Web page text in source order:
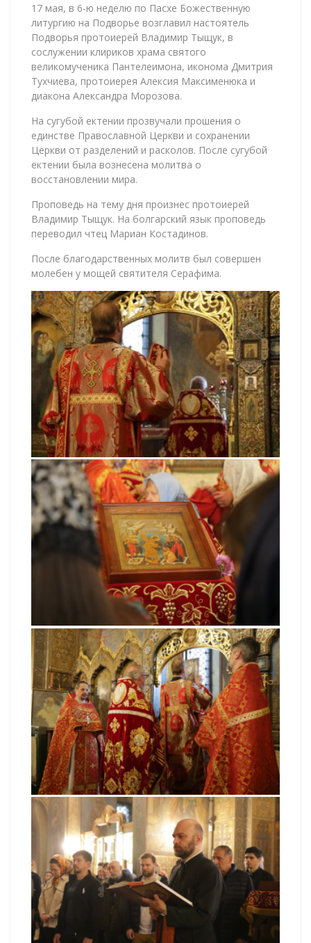
17 мая, в 6-ю неделю по Пасхе Божественную
литургию на Подворье возглавил настоятель
Подворья протоиерей Владимир Тыщук, в
сослужении клириков храма святого
великомученика Пантелеимона, икономa Дмитрия
Тухчиева, протоиерея Алексия Максименюка и
диакона Александра Морозова.
На сугубой ектении прозвучали прошения о
единстве Православной Церкви и сохранении
Церкви от разделений и расколов. После сугубой
ектении была вознесена молитва о
восстановлении мира.
Проповедь на тему дня произнес протоиерей
Владимир Тыщук. На болгарский язык проповедь
переводил чтец Мариан Костадинов.
После благодарственных молитв был совершен
молебен у мощей святителя Серафима.